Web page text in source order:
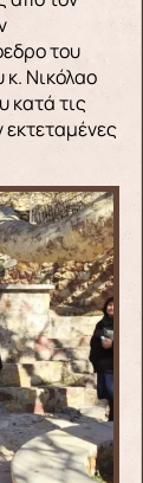
του
κ. Νικόλαο
κατά τις